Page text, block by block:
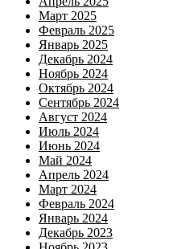
Март 2025
Февраль 2025
Январь 2025
Декабрь 2024
Ноябрь 2024
Октябрь 2024
Сентябрь 2024
Август 2024
Июль 2024
Июнь 2024
Май 2024
Апрель 2024
Март 2024
Февраль 2024
Январь 2024
Декабрь 2023